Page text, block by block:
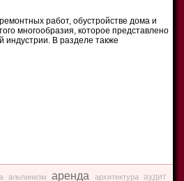
работ, обустройстве дома и
многообразия, которое представлено
индустрии. В разделе также
альпинизм аренда архитектура аудит